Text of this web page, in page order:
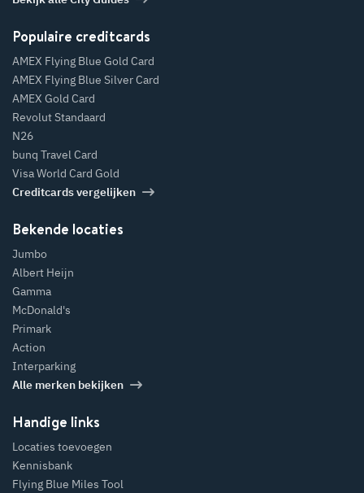
Populaire creditcards
AMEX Flying Blue Gold Card
AMEX Flying Blue Silver Card
AMEX Gold Card
Revolut Standaard
N26
bunq Travel Card
Visa World Card Gold
Creditcards vergelijken
Bekende locaties
Jumbo
Albert Heijn
Gamma
McDonald's
Primark
Action
Interparking
Alle merken bekijken
Handige links
Locaties toevoegen
Kennisbank
Flying Blue Miles Tool